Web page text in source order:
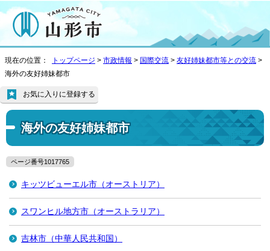
現在の位置： トップページ > 市政情報 > 国際交流 > 友好姉妹都市等との交流 >
海外の友好姉妹都市
海外の友好姉妹都市
お気に入りに登録する
ページ番号1017765
キッツビューエル市（オーストリア）
スワンヒル地方市（オーストラリア）
吉林市（中華人民共和国）